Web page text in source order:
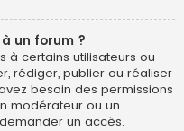
un forum ?
à certains utilisateurs ou
rédiger, publier ou réaliser
besoin des permissions
modérateur ou un
un accès.